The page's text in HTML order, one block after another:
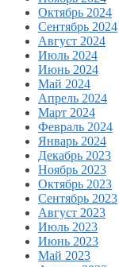
Октябрь 2024
Сентябрь 2024
Август 2024
Июль 2024
Июнь 2024
Май 2024
Апрель 2024
Март 2024
Февраль 2024
Январь 2024
Декабрь 2023
Ноябрь 2023
Октябрь 2023
Сентябрь 2023
Август 2023
Июль 2023
Июнь 2023
Май 2023